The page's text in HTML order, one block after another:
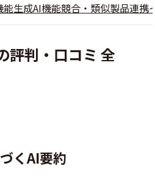
能生成AI機能競合・類似製品連携
判・口コミ 全
くAI要約